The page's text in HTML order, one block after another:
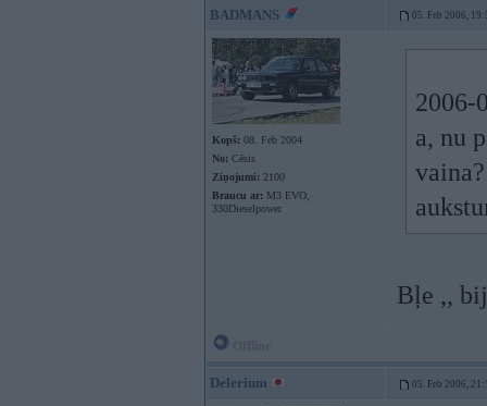
BADMANS 05. Feb 2006,
Kopš: 08. Feb 2004
No: Cēsis
Ziņojumi: 2100
Braucu ar: M3 EVO,
330Dieselpower
2006-
a, nu
Bļe ,,
Delerium 05. Feb 2006,